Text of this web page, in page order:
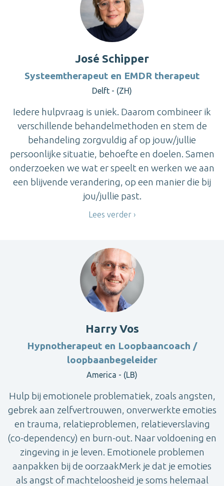
José Schipper
Systeemtherapeut en EMDR therapeut
Delft - (ZH)
Iedere hulpvraag is uniek. Daarom combineer ik
verschillende behandelmethoden en stem de
behandeling zorgvuldig af op jouw/jullie
persoonlijke situatie, behoefte en doelen. Samen
onderzoeken we wat er speelt en werken we aan
een blijvende verandering, op een manier die bij
jou/jullie past.
Lees verder
Harry Vos
Hypnotherapeut en Loopbaancoach /
loopbaanbegeleider
America - (LB)
Hulp bij emotionele problematiek, zoals angsten,
gebrek aan zelfvertrouwen, onverwerkte emoties
en trauma, relatieproblemen, relatieverslaving
(co-dependency) en burn-out. Naar voldoening en
zingeving in je leven. Emotionele problemen
aanpakken bij de oorzaakMerk je dat je emoties
als angst of machteloosheid je soms helemaal